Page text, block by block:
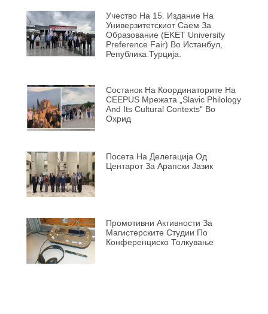
Учество На 15. Издание На
Универзитетскиот Саем За
Образование (EKET University
Preference Fair) Во Истанбул,
Република Турција.
Состанок На Координаторите На
CEEPUS Мрежата „Slavic Philology
And Its Cultural Contexts“ Во
Охрид
Посета На Делегација Од
Центарот За Арапски Јазик
Промотивни Активности За
Магистерските Студии По
Конференциско Толкување